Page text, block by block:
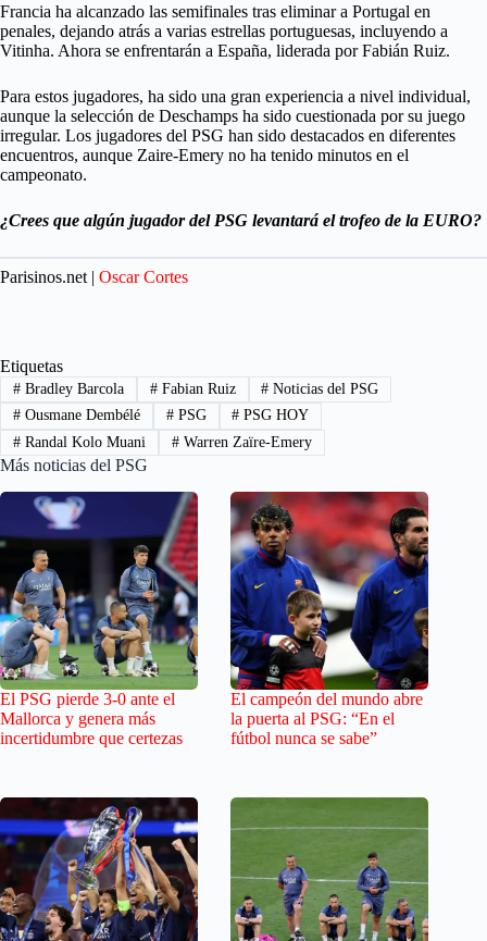
Francia ha alcanzado las semifinales tras eliminar a Portugal en
penales, dejando atrás a varias estrellas portuguesas, incluyendo a
Vitinha. Ahora se enfrentarán a España, liderada por Fabián Ruiz.
Para estos jugadores, ha sido una gran experiencia a nivel individual,
aunque la selección de Deschamps ha sido cuestionada por su juego
irregular. Los jugadores del PSG han sido destacados en diferentes
encuentros, aunque Zaire-Emery no ha tenido minutos en el
campeonato.
¿Crees que algún jugador del PSG levantará el trofeo de la EURO?
Parisinos.net | Oscar Cortes
Etiquetas
#Bradley Barcola #Fabian Ruiz # Noticias del PSG
#Ousmane Dembélé #PSG # PSG HOY
#Randal Kolo Muani #Warren Zaïre-Emery
Más noticias del PSG
El PSG pierde 3-0 ante el
Mallorca y genera más
incertidumbre que certezas
El campeón del mundo abre
la puerta al PSG: “En el
fútbol nunca se sabe”